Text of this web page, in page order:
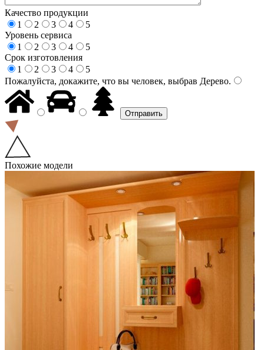
Качество продукции
1
2 3 4
5
Уровень сервиса
1
2 3 4
5
Срок изготовления
1
2 3 4
5
Пожалуйста, докажите, что вы человек, выбрав Дерево.
Похожие модели